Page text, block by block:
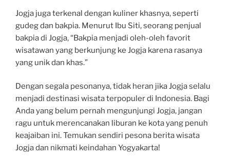
Jogja juga terkenal dengan kuliner khasnya, seperti
gudeg dan bakpia. Menurut Ibu Siti, seorang penjual
bakpia di Jogja, “Bakpia menjadi oleh-oleh favorit
wisatawan yang berkunjung ke Jogja karena rasanya
yang unik dan khas.”
Dengan segala pesonanya, tidak heran jika Jogja selalu
menjadi destinasi wisata terpopuler di Indonesia. Bagi
Anda yang belum pernah mengunjungi Jogja, jangan
ragu untuk merencanakan liburan ke kota yang penuh
keajaiban ini. Temukan sendiri pesona berita wisata
Jogja dan nikmati keindahan Yogyakarta!